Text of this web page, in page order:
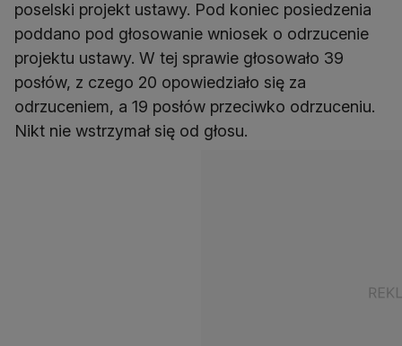
poselski projekt ustawy. Pod koniec posiedzenia
poddano pod głosowanie wniosek o odrzucenie
projektu ustawy. W tej sprawie głosowało 39
posłów, z czego 20 opowiedziało się za
odrzuceniem, a 19 posłów przeciwko odrzuceniu.
Nikt nie wstrzymał się od głosu.